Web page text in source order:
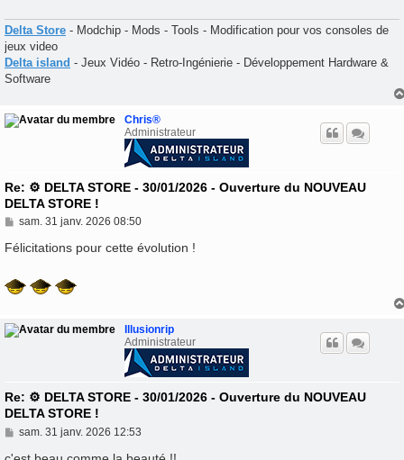
Delta Store - Modchip - Mods - Tools - Modification pour vos consoles de
jeux video
Delta island - Jeux Vidéo - Retro-Ingénierie - Développement Hardware &
Software
Chris®
Administrateur
Re: ⚙️ DELTA STORE - 30/01/2026 - Ouverture du NOUVEAU
DELTA STORE !
M
s
g
e
sam. 31 janv. 2026 08:50
Félicitations pour cette évolution !
Illusionrip
Administrateur
Re: ⚙️ DELTA STORE - 30/01/2026 - Ouverture du NOUVEAU
DELTA STORE !
M
s
sam. 31 janv. 2026 12:53